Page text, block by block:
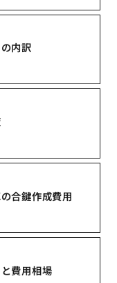
内訳
合鍵作成費用
費用相場